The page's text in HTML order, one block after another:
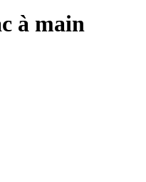
à main